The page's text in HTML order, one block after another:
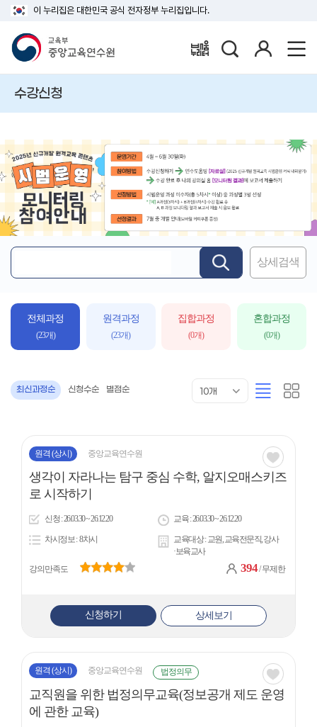
이 누리집은 대한민국 공식 전자정부 누리집입니다.
배움누리터
수강신청
심
상세검색
전체과정
(23개)
원격과정
(23개)
집합과정
(0개)
혼합과정
(0개)
최신과정순 신청수순 별점순
목
록
10개
리
스
카
드
원격 (상시) 중앙교육연수원 관심
생각이 자라나는 탐구 중심 수학, 알지오매스키즈
로 시작하기
신청 26.03.30 ~ 26.12.20 교육 26.03.30 ~ 26.12.20
차시정보 8차시 교육대상 교원, 교육전문직, 강사
·보육교사
강의만족도
394/ 무제한
신청하기 상세보기
원격 (상시) 중앙교육연수원 법정의무 관심
교직원을 위한 법정의무교육(정보공개 제도 운영
에 관한 교육)